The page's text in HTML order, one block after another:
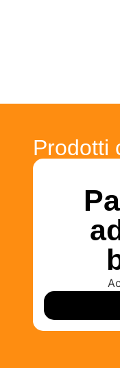
Prodotti